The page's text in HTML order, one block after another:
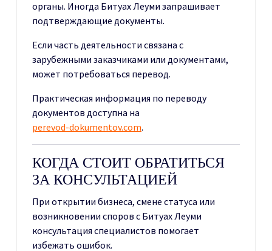
органы. Иногда Битуах Леуми запрашивает
подтверждающие документы.
Если часть деятельности связана с
зарубежными заказчиками или документами,
может потребоваться перевод.
Практическая информация по переводу
документов доступна на
perevod-dokumentov.com.
КОГДА СТОИТ ОБРАТИТЬСЯ
ЗА КОНСУЛЬТАЦИЕЙ
При открытии бизнеса, смене статуса или
возникновении споров с Битуах Леуми
консультация специалистов помогает
избежать ошибок.